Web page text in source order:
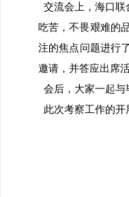
交流会上，海口
吃苦，不畏艰难的
注的焦点问题进行
邀请，并答应出席活
会后，大家一起与
此次考察工作的